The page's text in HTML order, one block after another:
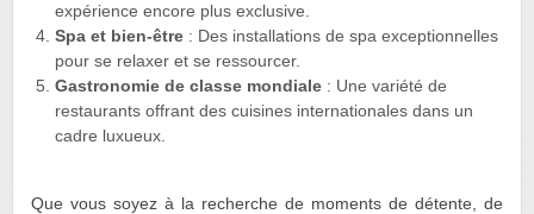
expérience encore plus exclusive.
Spa et bien-être : Des installations de spa exceptionnelles
pour se relaxer et se ressourcer.
Gastronomie de classe mondiale : Une variété de
restaurants offrant des cuisines internationales dans un
cadre luxueux.
Que vous soyez à la recherche de moments de détente, de